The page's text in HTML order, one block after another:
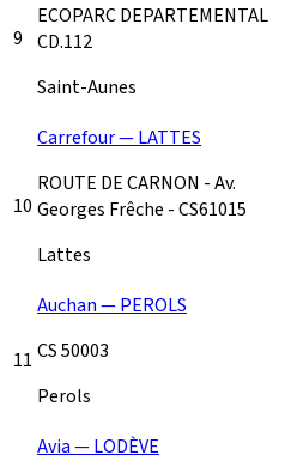
9
ECOPARC DEPARTEMENTAL
CD.112
Saint-Aunes
10
Carrefour — LATTES
ROUTE DE CARNON - Av.
Georges Frêche - CS61015
Lattes
11
Auchan — PEROLS
CS 50003
Perols
Avia — LODÈVE